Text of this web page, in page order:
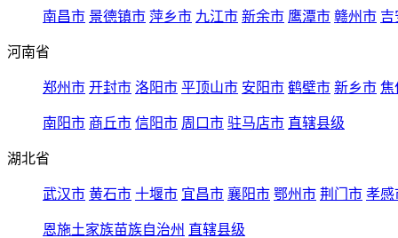
南昌市 景德镇市 萍乡市 九江市 新余市 鹰潭市 赣州市 吉
河南省
郑州市 开封市 洛阳市 平顶山市 安阳市 鹤壁市 新乡市 焦
南阳市 商丘市 信阳市 周口市 驻马店市 直辖县级
湖北省
武汉市 黄石市 十堰市 宜昌市 襄阳市 鄂州市 荆门市 孝感
恩施土家族苗族自治州 直辖县级